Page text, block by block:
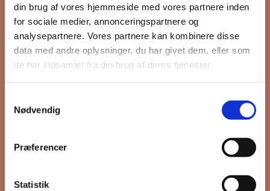
din brug af vores hjemmeside med vores partnere inden
for sociale medier, annonceringspartnere og
analysepartnere. Vores partnere kan kombinere disse
data med andre oplysninger, du har givet dem, eller som
de har indsamlet fra din brug af deres tjenester.
Nødvendig
Præferencer
Statistik
Hold dig opdateret på hvad der sker
på Grønttorvet. I vores nyhedsbrev
sender vi blandt andet invitation til
VIP Åbent Hus, når vi sætter nye
boliger til salg og udlejning, så du